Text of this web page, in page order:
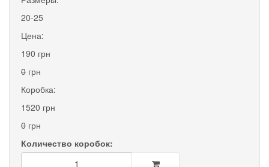
20-25
Цена:
190 грн
0 грн
Коробка:
1520 грн
0 грн
Количество коробок: